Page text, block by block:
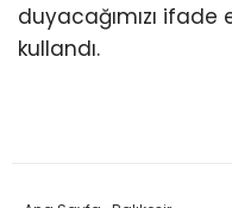
duyacağımızı
kullandı.